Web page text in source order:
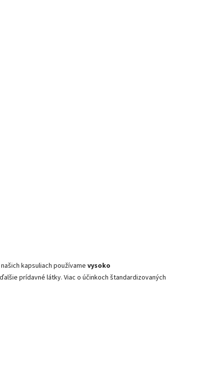
kapsuliach používame vysoko
prídavné látky. Viac o účinkoch štandardizovaných